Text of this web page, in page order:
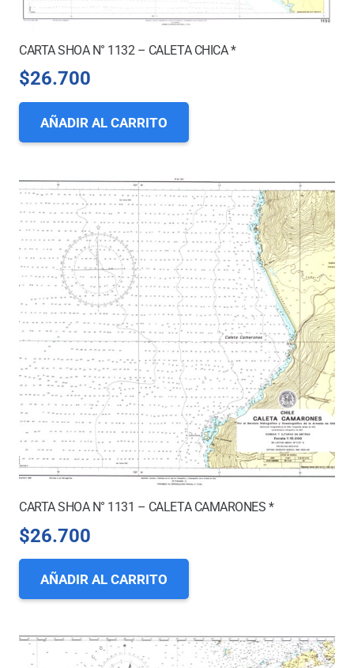
CARTA SHOA N° 1132 – CALETA CHICA *
$26.700
AÑADIR AL CARRITO
CARTA SHOA N° 1131 – CALETA CAMARONES *
$26.700
AÑADIR AL CARRITO